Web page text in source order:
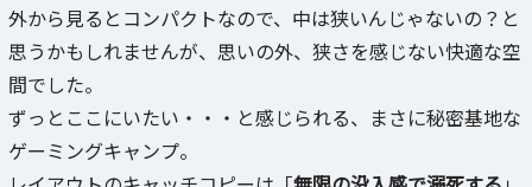
外から見るとコンパクトなので、中は狭いんじゃないの？と
思うかもしれませんが、思いの外、狭さを感じない快適な空
間でした。
ずっとここにいたい・・・と感じられる、まさに秘密基地な
ゲーミングキャンプ。